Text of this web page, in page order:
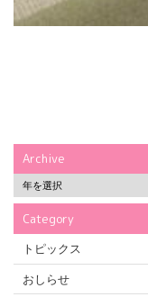
Archive
Category
トピックス
おしらせ